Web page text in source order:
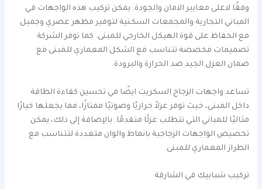
وفقًا لاعلى معايير الامان والجودة. يمكن تركيب هذه الواجهات في
المباني التجارية والمجمعات السكنية لتوفير مظهر عصري وجميل
مع الحفاظ على قوة الهيكل الخارجي للمبنى. كما توفر الشركة
تصميمات مخصصة تتناسب مع الشكل المعماري للمبنى مع
ضمان العزل الجيد ضد الحرارة والبرودة.
تساعد واجهات الزجاج السكريت ايضًا في تحسين كفاءة الطاقة
داخل المبنى، حيث توفر عزلاً حراريًا وصوتيًا ممتازًا، مما يجعلها خيارًا
مثاليًا للمباني التي تتطلب عزلًا متقدمًا. بالإضافة إلى ذلك، يمكن
تخصيص الواجهات الزجاجية بانماط والوان متعددة لتتناسب مع
الطراز المعماري للمبنى.
تركيب شبابيك في الشارقة